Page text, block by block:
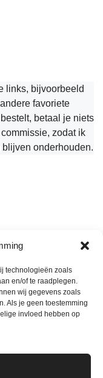
technologieën zoals
en/of te raadplegen.
wij gegevens zoals
Als je geen toestemming
invloed hebben op
links, bijvoorbeeld
favoriete
betaal je niets
zodat ik
onderhouden.
me een berichtje